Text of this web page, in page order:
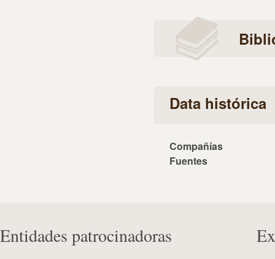
Data histórica
Compañías
Fuentes
Entidades patrocinadoras